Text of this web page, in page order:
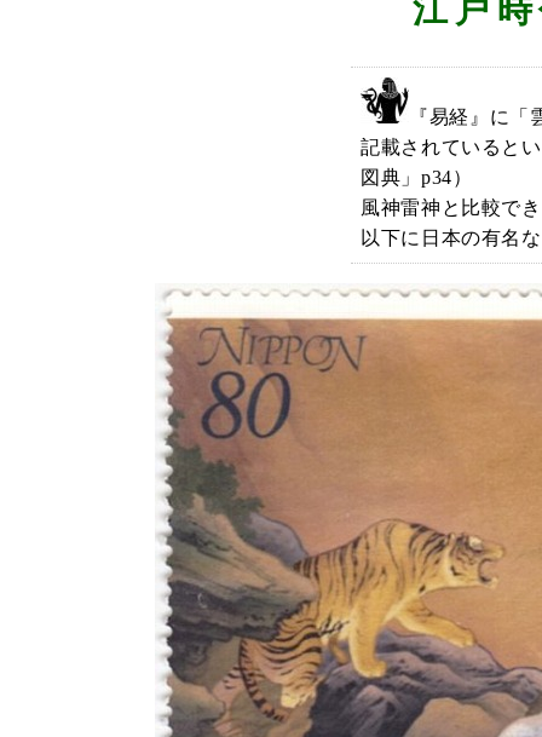
江戸
『易経』に
記載されていると
図典」p34）
風神雷神と比較で
以下に日本の有名